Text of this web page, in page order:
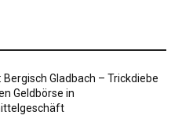
Bergisch Gladbach – Trickdiebe
Geldbörse in